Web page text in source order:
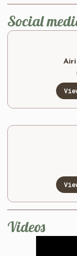
Social
Airi
Videos